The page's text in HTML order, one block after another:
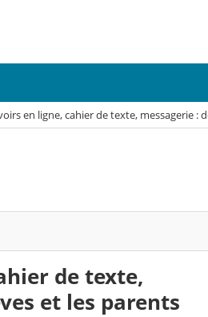
en ligne, cahier de texte, messagerie
de texte,
et les parents